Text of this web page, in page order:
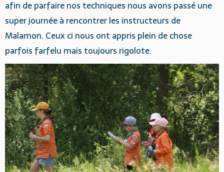
afin de parfaire nos techniques nous avons passé une
super journée à rencontrer les instructeurs de
Malamon. Ceux ci nous ont appris plein de chose
parfois farfelu mais toujours rigolote.